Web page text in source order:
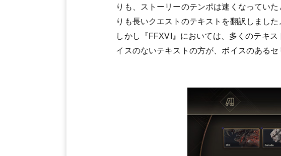
りも、ストーリーのテンポは速くなってい
りも長いクエストのテキストを翻訳しました
しかし『FFXVI』においては、多くのテキ
イスのないテキストの方が、ボイスのある